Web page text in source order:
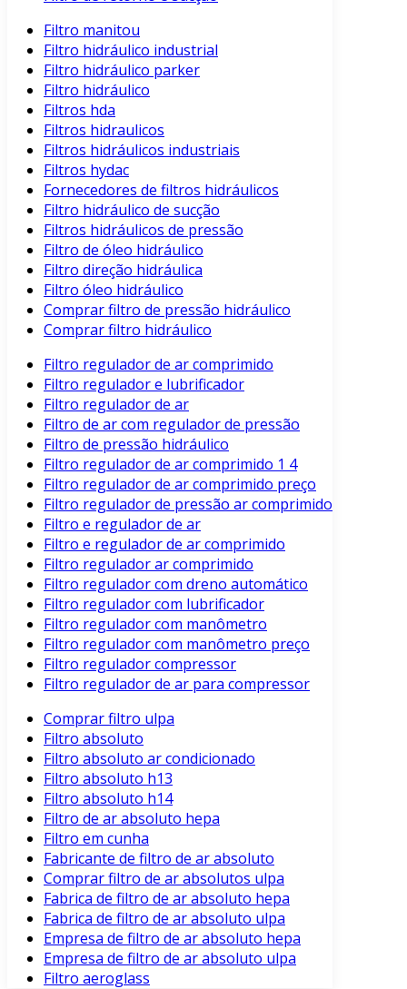
Filtro manitou
Filtro hidráulico industrial
Filtro hidráulico parker
Filtro hidráulico
Filtros hda
Filtros hidraulicos
Filtros hidráulicos industriais
Filtros hydac
Fornecedores de filtros hidráulicos
Filtro hidráulico de sucção
Filtros hidráulicos de pressão
Filtro de óleo hidráulico
Filtro direção hidráulica
Filtro óleo hidráulico
Comprar filtro de pressão hidráulico
Comprar filtro hidráulico
Filtro regulador de ar comprimido
Filtro regulador e lubrificador
Filtro regulador de ar
Filtro de ar com regulador de pressão
Filtro de pressão hidráulico
Filtro regulador de ar comprimido 1 4
Filtro regulador de ar comprimido preço
Filtro regulador de pressão ar comprimido
Filtro e regulador de ar
Filtro e regulador de ar comprimido
Filtro regulador ar comprimido
Filtro regulador com dreno automático
Filtro regulador com lubrificador
Filtro regulador com manômetro
Filtro regulador com manômetro preço
Filtro regulador compressor
Filtro regulador de ar para compressor
Comprar filtro ulpa
Filtro absoluto
Filtro absoluto ar condicionado
Filtro absoluto h13
Filtro absoluto h14
Filtro de ar absoluto hepa
Filtro em cunha
Fabricante de filtro de ar absoluto
Comprar filtro de ar absolutos ulpa
Fabrica de filtro de ar absoluto hepa
Fabrica de filtro de ar absoluto ulpa
Empresa de filtro de ar absoluto hepa
Empresa de filtro de ar absoluto ulpa
Filtro aeroglass